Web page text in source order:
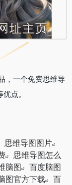
，一个免费思维导
点。
思维导图图片
思维导图怎么
脑图
百度脑图
图官方下载
百